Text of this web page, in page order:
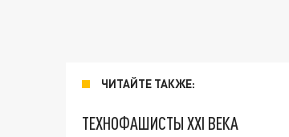
ЧИТАЙТЕ ТАКЖЕ:
ТЕХНОФАШИСТЫ XXI ВЕКА